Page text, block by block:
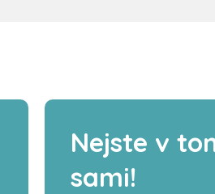
Nejste v
sami!